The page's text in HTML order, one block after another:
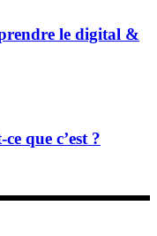
le digital &
que c’est ?